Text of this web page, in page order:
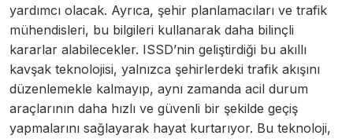
yardımcı olacak. Ayrıca, şehir planlamacıları ve trafik
mühendisleri, bu bilgileri kullanarak daha bilinçli
kararlar alabilecekler. ISSD’nin geliştirdiği bu akıllı
kavşak teknolojisi, yalnızca şehirlerdeki trafik akışını
düzenlemekle kalmayıp, aynı zamanda acil durum
araçlarının daha hızlı ve güvenli bir şekilde geçiş
yapmalarını sağlayarak hayat kurtarıyor. Bu teknoloji,